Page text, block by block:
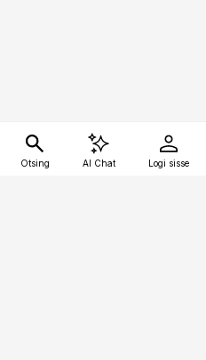
Otsing AI Chat Logi sisse